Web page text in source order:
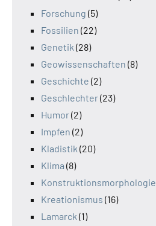
Forschung (5)
Fossilien (22)
Genetik (28)
Geowissenschaften (8)
Geschichte (2)
Geschlechter(23)
Humor(2)
Impfen (2)
Kladistik (20)
Klima (8)
Konstruktionsmorphologie
Kreationismus (16)
Lamarck (1)